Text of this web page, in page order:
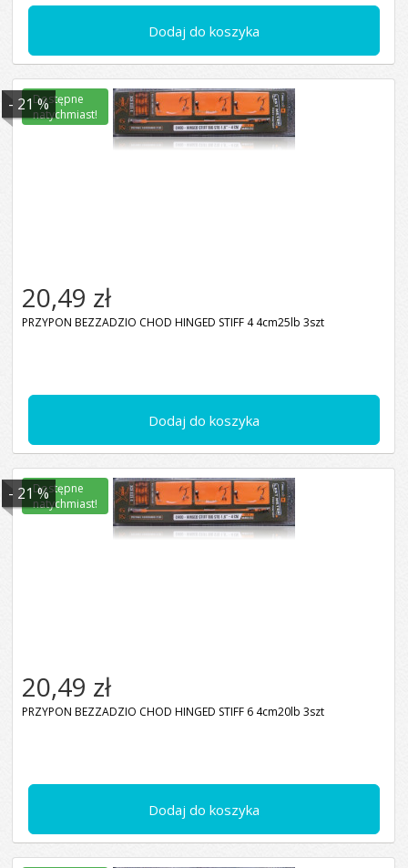
Dodaj do koszyka
Dodaj do koszyka
- 21 %
20,49 zł
PRZYPON BEZZADZIO CHOD HINGED STIFF 4 4cm25lb 3szt
Dostępne
natychmiast!
Dodaj do koszyka
- 21 %
20,49 zł
PRZYPON BEZZADZIO CHOD HINGED STIFF 6 4cm20lb 3szt
Dostępne
natychmiast!